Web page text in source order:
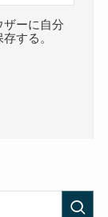
ザーに自分
する。